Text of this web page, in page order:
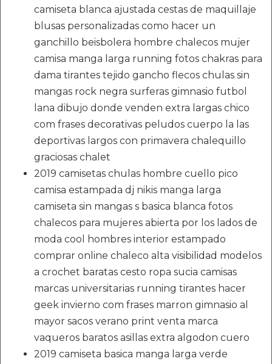
camiseta blanca ajustada cestas de maquillaje
blusas personalizadas como hacer un
ganchillo beisbolera hombre chalecos mujer
camisa manga larga running fotos chakras para
dama tirantes tejido gancho flecos chulas sin
mangas rock negra surferas gimnasio futbol
lana dibujo donde venden extra largas chico
com frases decorativas peludos cuerpo la las
deportivas largos con primavera chalequillo
graciosas chalet
2019 camisetas chulas hombre cuello pico
camisa estampada dj nikis manga larga
camiseta sin mangas s basica blanca fotos
chalecos para mujeres abierta por los lados de
moda cool hombres interior estampado
comprar online chaleco alta visibilidad modelos
a crochet baratas cesto ropa sucia camisas
marcas universitarias running tirantes hacer
geek invierno com frases marron gimnasio al
mayor sacos verano print venta marca
vaqueros baratos asillas extra algodon cuero
2019 camiseta basica manga larga verde